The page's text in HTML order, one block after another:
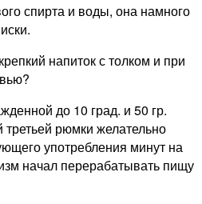
спирта и воды, она намного
напиток с толком и при
до 10 град. и 50 гр.
рюмки желательно
употребления минут на
начал перерабатывать пищу